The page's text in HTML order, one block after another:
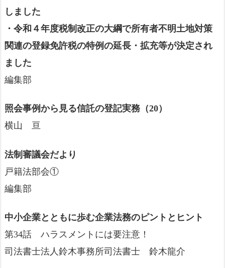
しました
・令和４年度税制改正の大綱で所有者不明土地対策
関連の登録免許税の特例の延長・拡充等が決定され
ました
編集部
照会事例から見る信託の登記実務（20）
横山 亘
法制審議会だより
戸籍法部会①
編集部
中小企業とともに歩む企業法務のピントとヒント
第34話 ハラスメントには要注意！
司法書士法人鈴木事務所司法書士 鈴木龍介